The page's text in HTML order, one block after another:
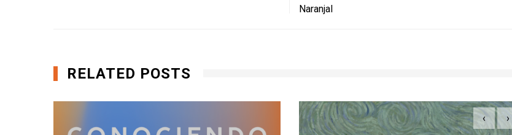
Naranjal
RELATED POSTS
‹ ›